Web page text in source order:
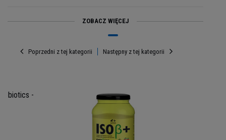
na krótsze łańcuchy aminokwasów. Będzie
laktozy i glutenu.
ZOBACZ WIĘCEJ
Poprzedni z tej kategorii
-
Następny z tej kategorii